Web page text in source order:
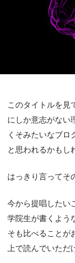
このタイトルを見
にしか意志がない
くそみたいなブロ
と思われるかもし
はっきり言ってそ
今から提唱したい
学院生が書くよう
そも比べることが
上で読んでいただ